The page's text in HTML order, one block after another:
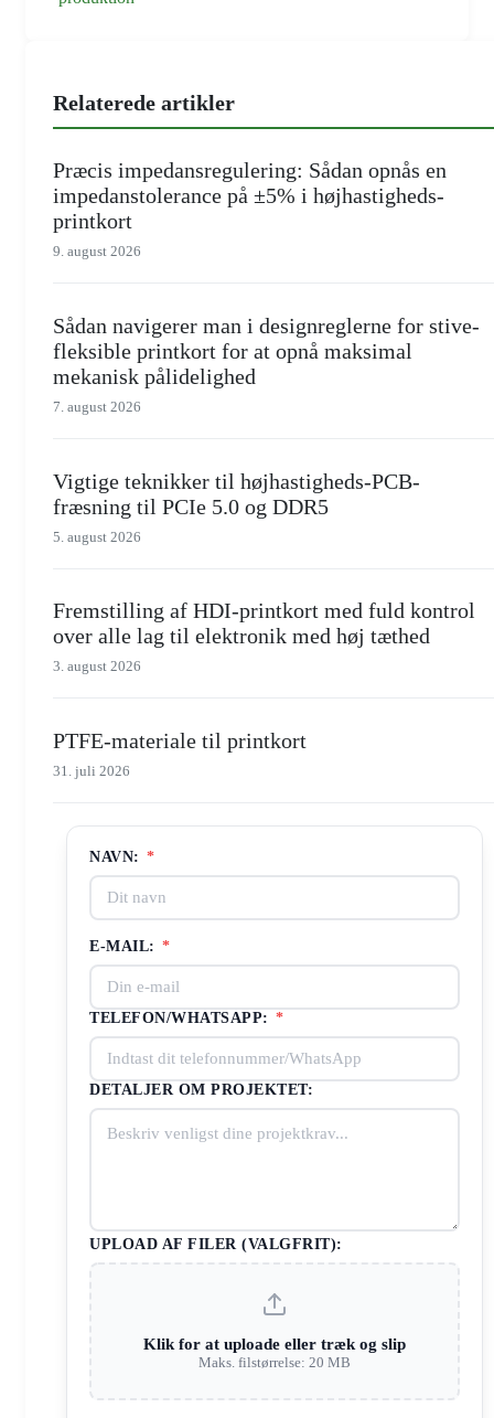
Relaterede artikler
Præcis impedansregulering: Sådan opnås en
impedanstolerance på ±5% i højhastigheds-
printkort
9. august 2026
Sådan navigerer man i designreglerne for stive-
fleksible printkort for at opnå maksimal
mekanisk pålidelighed
7. august 2026
Vigtige teknikker til højhastigheds-PCB-
fræsning til PCIe 5.0 og DDR5
5. august 2026
Fremstilling af HDI-printkort med fuld kontrol
over alle lag til elektronik med høj tæthed
3. august 2026
PTFE-materiale til printkort
31. juli 2026
NAVN: *
E-MAIL: *
TELEFON/WHATSAPP: *
DETALJER OM PROJEKTET:
UPLOAD AF FILER (VALGFRIT):
Klik for at uploade eller træk og slip
Maks. filstørrelse: 20 MB